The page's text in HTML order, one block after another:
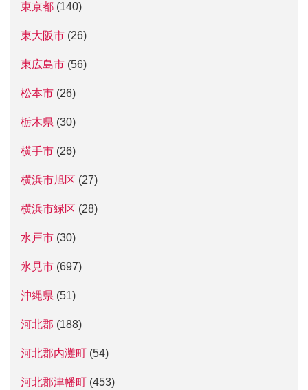
東京都 (140)
東大阪市 (26)
東広島市 (56)
松本市 (26)
栃木県 (30)
横手市 (26)
横浜市旭区 (27)
横浜市緑区 (28)
水戸市 (30)
氷見市 (697)
沖縄県 (51)
河北郡 (188)
河北郡内灘町 (54)
河北郡津幡町 (453)